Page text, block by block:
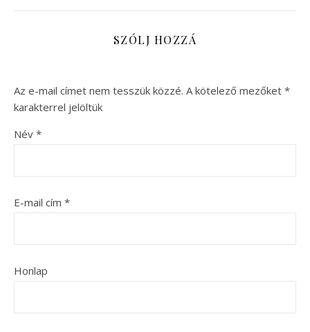
SZÓLJ HOZZÁ
Az e-mail címet nem tesszük közzé. A kötelező mezőket *
karakterrel jelöltük
Név *
E-mail cím *
Honlap